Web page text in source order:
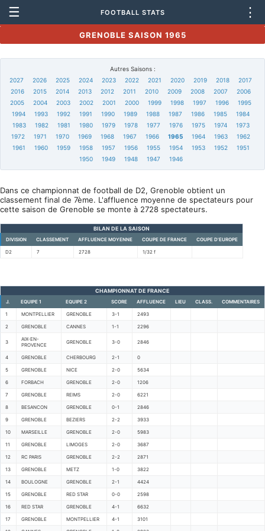
☰ FOOTBALL STATS ⋮
GRENOBLE SAISON 1965
Autres Saisons :
2027
2026 2025 2024 2023 2022 2021 2020 2019 2018
2017
2016
2015 2014 2013 2012 2011 2010 2009 2008 2007
2006
2005
2004 2003 2002 2001 2000 1999 1998 1997 1996
1995
1994
1993 1992 1991 1990 1989 1988 1987 1986 1985
1984
1983
1982 1981 1980 1979 1978 1977 1976 1975 1974
1973
1972
1971 1970 1969 1968 1967 1966 1965 1964 1963
1962
1961
1960 1959 1958 1957 1956 1955 1954 1953 1952
1951
1950
1949 1948 1947 1946
Dans ce championnat de football de D2, Grenoble obtient un
classement final de 7ème. L'affluence moyenne de spectateurs pour
cette saison de Grenoble se monte à 2728 spectateurs.
BILAN DE LA SAISON
DIVISION CLASSEMENT AFFLUENCE MOYENNE COUPE DE FRANCE COUPE D'EUROPE
D2 7 2728 1/32 f
CHAMPIONNAT DE FRANCE
J. EQUIPE 1 EQUIPE 2 SCORE AFFLUENCE LIEU CLASS. COMMENTAIRES
1 MONTPELLIER GRENOBLE 3-1 2493
2 GRENOBLE CANNES 1-1 2296
3
AIX-EN-
PROVENCE
GRENOBLE 3-0 2846
4 GRENOBLE CHERBOURG 2-1 0
5 GRENOBLE NICE 2-0 5634
6 FORBACH GRENOBLE 2-0 1206
7 GRENOBLE REIMS 2-0 6221
8 BESANCON GRENOBLE 0-1 2846
9 GRENOBLE BEZIERS 2-2 3933
10 MARSEILLE GRENOBLE 2-0 5983
11 GRENOBLE LIMOGES 2-0 3687
12 RC PARIS GRENOBLE 2-2 2871
13 GRENOBLE METZ 1-0 3822
14 BOULOGNE GRENOBLE 2-1 4424
15 GRENOBLE RED STAR 0-0 2598
16 RED STAR GRENOBLE 4-1 6632
17 GRENOBLE MONTPELLIER 4-1 3101